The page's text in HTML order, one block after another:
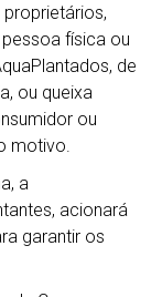
proprietários,
física ou
de
ou queixa
ou
motivo.
a
acionará
garantir os